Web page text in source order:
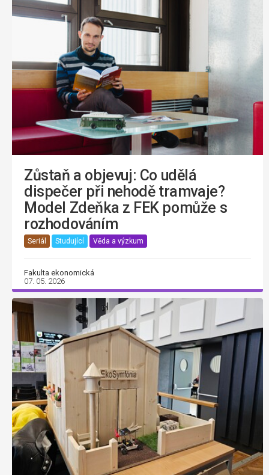
Zůstaň a objevuj: Co udělá
dispečer při nehodě tramvaje?
Model Zdeňka z FEK pomůže s
rozhodováním
Seriál Studující Věda a výzkum
Fakulta ekonomická
07. 05. 2026